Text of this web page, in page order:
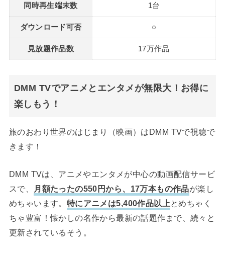
同時再生端末数 1台
ダウンロード可否 ○
見放題作品数 17万作品
DMM TVでアニメとエンタメが無限大！お得に
楽しもう！
旅のおわり世界のはじまり（映画）はDMM TVで視聴で
きます！
DMM TVは、アニメやエンタメが中心の動画配信サービ
スで、
月額たったの550円から、17万本もの作品が楽し
めちゃいます。 特にアニメは5,400作品以上とめちゃく
ちゃ豊富！懐かしの名作から最新の話題作まで、続々と
更新されているそう。